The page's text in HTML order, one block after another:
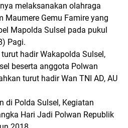
melaksanakan olahraga
Maumere Gemu Famire yang
Mapolda Sulsel pada pukul
Pagi.
hadir Wakapolda Sulsel,
beserta anggota Polwan
turut hadir Wan TNI AD, AU
di Polda Sulsel, Kegiatan
Hari Jadi Polwan Republik